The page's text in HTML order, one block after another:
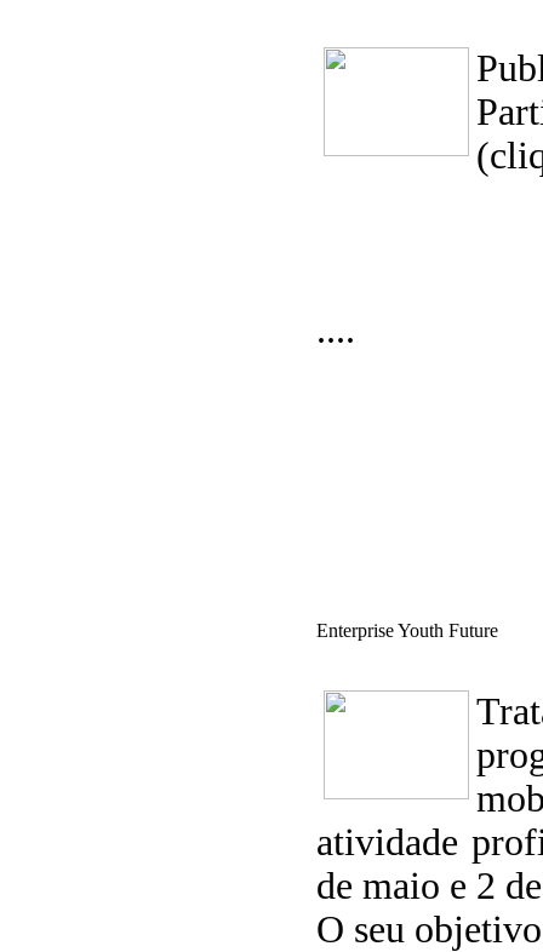
....
Enterprise Youth Future
atividade
de maio e 2
O seu